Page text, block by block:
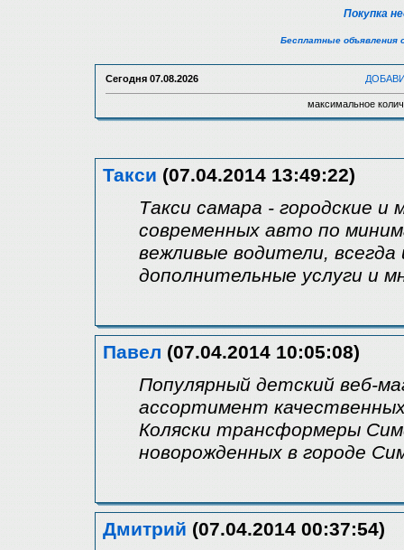
Покупка
Бесплатные объявления
Сегодня 07.08.2026
максимальное
Такси (07.04.2014 13:49:22)
Такси самара - городские и
современных авто по
вежливые водители,
дополнительные услуги и
Павел (07.04.2014 10:05:08)
Популярный детский веб-
ассортимент
Коляски трансформеры
новорожденных в городе
Дмитрий (07.04.2014 00:37:54)